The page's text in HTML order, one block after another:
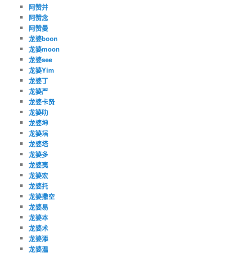
阿赞并
阿赞念
阿赞曼
龙婆boon
龙婆moon
龙婆see
龙婆Yim
龙婆丁
龙婆严
龙婆卡贤
龙婆叻
龙婆坤
龙婆培
龙婆塔
龙婆多
龙婆夷
龙婆宏
龙婆托
龙婆撒空
龙婆易
龙婆本
龙婆术
龙婆添
龙婆温